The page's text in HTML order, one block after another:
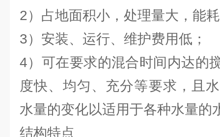
2）占地面积小，处理量大，能
3）安装、运行、维护费用低；
4）可在要求的混合时间内达的
度快、均匀、充分等要求，且
水量的变化以适用于各种水量的
结构特点